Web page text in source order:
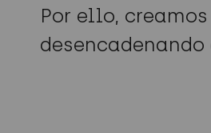
Por ello,